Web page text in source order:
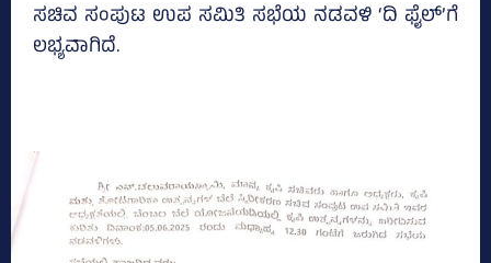
ಸಚಿವ ಸಂಪುಟ ಉಪ ಸಮಿತಿ ಸಭೆಯ ನಡವಳಿ ‘ದಿ ಫೈಲ್‌’ಗೆ
ಲಭ್ಯವಾಗಿದೆ.